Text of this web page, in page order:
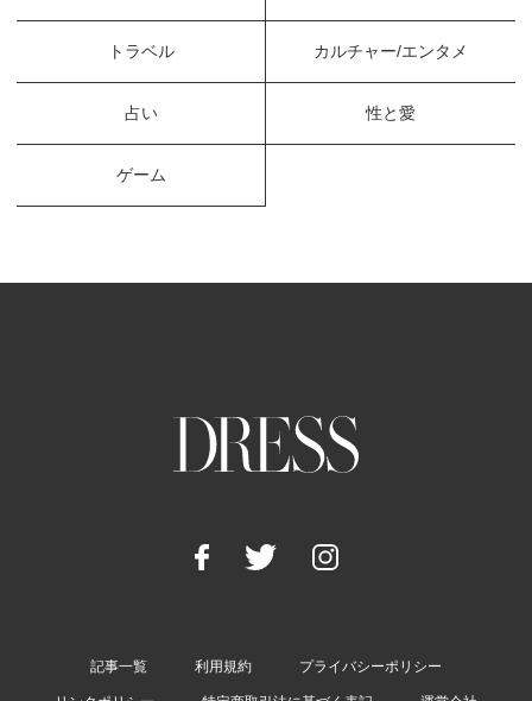
トラベル カルチャー/エンタメ
占い 性と愛
ゲーム
記事一覧 利用規約 プライバシーポリシー